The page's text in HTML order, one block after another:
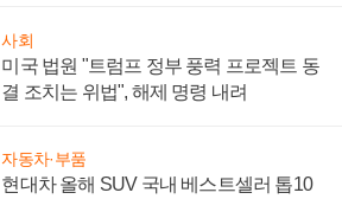
사회
미국 법원 "트럼프 정부 풍력 프로젝트 동
결 조치는 위법", 해제 명령 내려
자동차·부품
현대차 올해 SUV 국내 베스트셀러 톱10